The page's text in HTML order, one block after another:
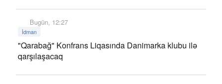
Bugün, 12:27
İdman
"Qarabağ" Konfrans Liqasında Danimarka klubu ilə
qarşılaşacaq